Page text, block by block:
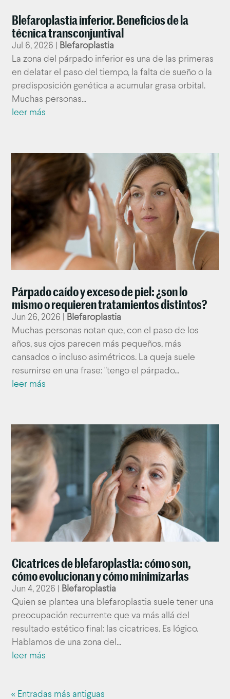
Blefaroplastia inferior. Beneficios de la
técnica transconjuntival
Jul 6, 2026
Blefaroplastia
La zona del párpado inferior es una de las primeras
en delatar el paso del tiempo, la falta de sueño o la
predisposición genética a acumular grasa orbital.
Muchas personas...
leer más
Párpado caído y exceso de piel: ¿son lo
mismo o requieren tratamientos distintos?
Jun 26, 2026
Blefaroplastia
Muchas personas notan que, con el paso de los
años, sus ojos parecen más pequeños, más
cansados o incluso asimétricos. La queja suele
resumirse en una frase: "tengo el párpado...
leer más
Cicatrices de blefaroplastia: cómo son,
cómo evolucionan y cómo minimizarlas
Jun 4, 2026
Blefaroplastia
Quien se plantea una blefaroplastia suele tener una
preocupación recurrente que va más allá del
resultado estético final: las cicatrices. Es lógico.
Hablamos de una zona del...
leer más
« Entradas más antiguas